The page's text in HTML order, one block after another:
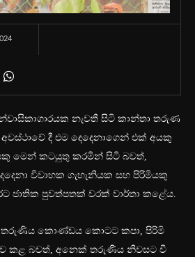
නැවතී සිටි කාන්තා තරුණ
දී එම දෙදෙනාගෙන් එක් අයකු
මෙන් කටයුතු කරමින් සිටි බවත්,
විවාහක ගැහැනියක සහ පිරිමියකු
ජාතික පුවත්පතක් වරක් වාර්තා කළේය.
තරුණිය කොණ්ඩය කොටට කපා, පිරිමි
කළ බවත්, අනෙක් තරුණිය නිවසට වී